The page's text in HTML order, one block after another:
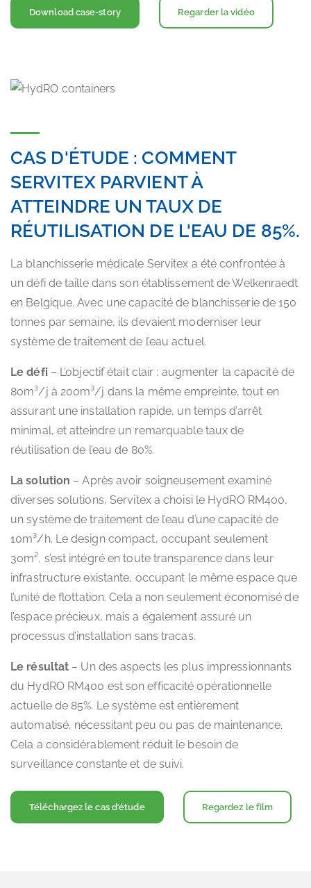
Download case-story Regarder la vidéo
CAS D'ÉTUDE : COMMENT
SERVITEX PARVIENT À
ATTEINDRE UN TAUX DE
RÉUTILISATION DE L'EAU DE 85%.
La blanchisserie médicale Servitex a été confrontée à
un défi de taille dans son établissement de Welkenraedt
en Belgique. Avec une capacité de blanchisserie de 150
tonnes par semaine, ils devaient moderniser leur
système de traitement de l’eau actuel.
Le défi – L’objectif était clair : augmenter la capacité de
80m³/j à 200m³/j dans la même empreinte, tout en
assurant une installation rapide, un temps d’arrêt
minimal, et atteindre un remarquable taux de
réutilisation de l’eau de 80%.
La solution – Après avoir soigneusement examiné
diverses solutions, Servitex a choisi le HydRO RM400,
un système de traitement de l’eau d’une capacité de
10m³/h. Le design compact, occupant seulement
30m², s’est intégré en toute transparence dans leur
infrastructure existante, occupant le même espace que
l’unité de flottation. Cela a non seulement économisé de
l’espace précieux, mais a également assuré un
processus d’installation sans tracas.
Le résultat – Un des aspects les plus impressionnants
du HydRO RM400 est son efficacité opérationnelle
actuelle de 85%. Le système est entièrement
automatisé, nécessitant peu ou pas de maintenance.
Cela a considérablement réduit le besoin de
surveillance constante et de suivi.
Téléchargez le cas d'étude Regardez le film